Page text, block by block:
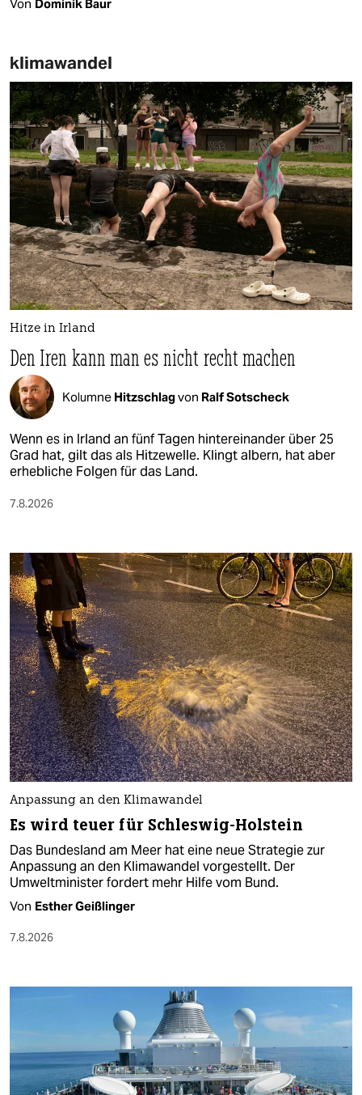
Von Dominik Baur
klimawandel
Hitze in Irland
Den Iren kann man es nicht recht machen
Kolumne Hitzschlagvon Ralf Sotscheck
Wenn es in Irland an fünf Tagen hintereinander über 25
Grad hat, gilt das als Hitzewelle. Klingt albern, hat aber
erhebliche Folgen für das Land.
7.8.2026
Anpassung an den Klimawandel
Es wird teuer für Schleswig-Holstein
Das Bundesland am Meer hat eine neue Strategie zur
Anpassung an den Klimawandel vorgestellt. Der
Umweltminister fordert mehr Hilfe vom Bund.
Von Esther Geißlinger
7.8.2026